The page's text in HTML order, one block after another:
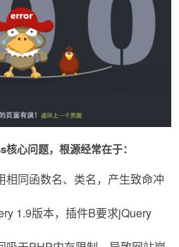
心问题，根源经常在于：
相同函数名、类名，产生致命冲
1.9版本，插件B要求jQuery